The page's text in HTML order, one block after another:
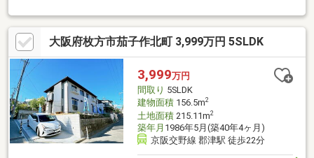
ポイント―◇１階に水廻りが集中しており、朝晩の忙しい時間帯
の家事時短にもつながる嬉しい導線◎◇ＩＨクッキングヒーター
なのでさっと一拭きでお手入れできるので時短になり、お子様と
もお料理を楽しめます♪◇浴室乾燥機つきのユニットバスは洗濯
物が乾きにくい時期にも大活躍しそうですね。 窓がついている
ので風通しもよく、カビ対策にも◎―周辺施設―・交野市立倉治小
学校…約１０００ｍ・交野市立第二中学校…約９００ｍ
大阪府枚方市茄子作北町 3,999万円 5SLDK
3,999万円
間取り 5SLDK
建物面積156.5m2
土地面積215.11m2
築年月 1986年5月(築40年4ヶ月)
京阪交野線 郡津駅 徒歩22分